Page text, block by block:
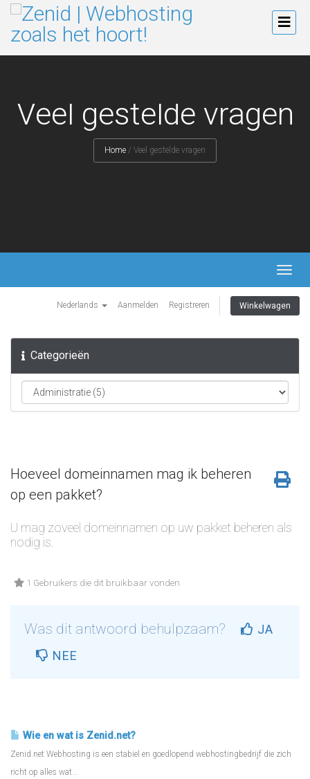
Veel gestelde vragen
Home / Veel gestelde vragen
Nederlands Aanmelden Registreren Winkelwagen
Categorieën
Hoeveel domeinnamen mag ik beheren
op een pakket?
U mag zoveel domeinnamen op uw pakket beheren als
nodig is.
1 Gebruikers die dit bruikbaar vonden
Was dit antwoord behulpzaam?
JA
NEE
Wie en wat is Zenid.net?
Zenid.net Webhosting is een stabiel en goedlopend webhostingbedrijf die zich
richt op alles wat...